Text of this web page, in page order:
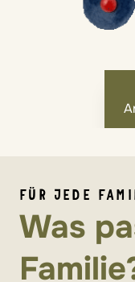
FÜR JEDE
Was